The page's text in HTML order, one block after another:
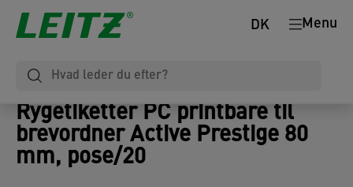
Menu
DK
Rygetiketter PC printbare til
brevordner Active Prestige 80
mm, pose/20